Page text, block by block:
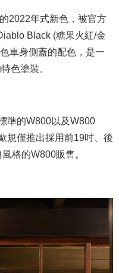
2022年式新色，被官方
Black (糖果火紅/金
車身側蓋的配色，是一
色塗裝。
準的W800以及W800
規僅推出採用前19吋、後
格的W800販售。